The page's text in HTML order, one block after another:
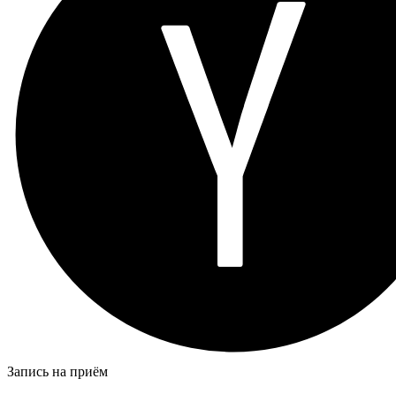
Запись на приём